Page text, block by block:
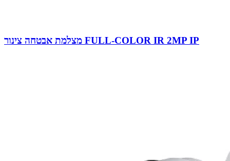
מצלמת אבטחה צינור FULL-COLOR IR 2MP IP